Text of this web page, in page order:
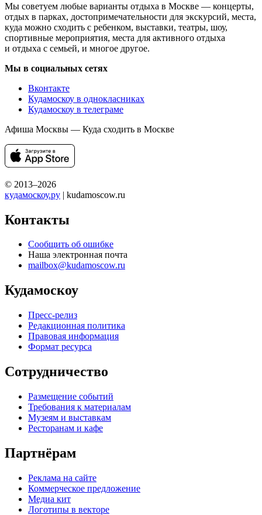
Мы советуем любые варианты отдыха в Москве — концерты,
отдых в парках, достопримечательности для экскурсий, места,
куда можно сходить с ребенком, выставки, театры, шоу,
спортивные мероприятия, места для активного отдыха
и отдыха с семьей, и многое другое.
Мы в социальных сетях
Вконтакте
Кудамоскоу в однокласниках
Кудамоскоу в телеграме
Афиша Москвы — Куда сходить в Москве
© 2013–2026
кудамоскоу.ру | kudamoscow.ru
Контакты
Сообщить об ошибке
Наша электронная почта
mailbox@kudamoscow.ru
Кудамоскоу
Пресс-релиз
Редакционная политика
Правовая информация
Формат ресурса
Сотрудничество
Размещение событий
Требования к материалам
Музеям и выставкам
Ресторанам и кафе
Партнёрам
Реклама на сайте
Коммерческое предложение
Медиа кит
Логотипы в векторе